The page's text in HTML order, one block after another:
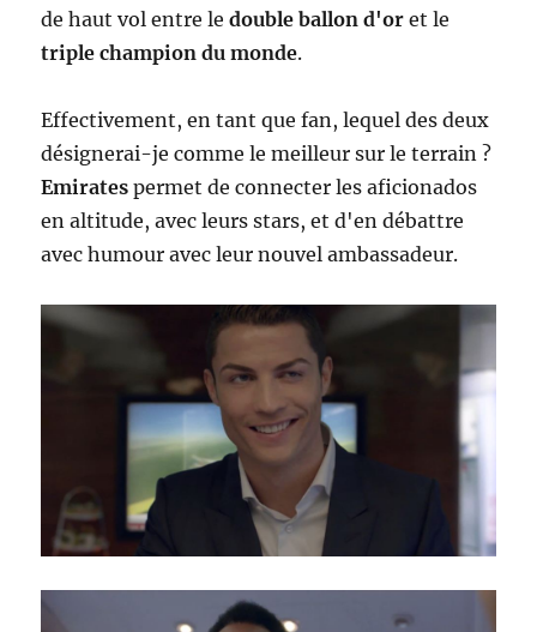
de haut vol entre ledouble ballon d'or et le
triple champion du monde.
Effectivement, en tant que fan, lequel des deux
désignerai-je comme le meilleur sur le terrain ?
Emiratespermet de connecter les aficionados
en altitude, avec leurs stars, et d'en débattre
avec humour avec leur nouvel ambassadeur.